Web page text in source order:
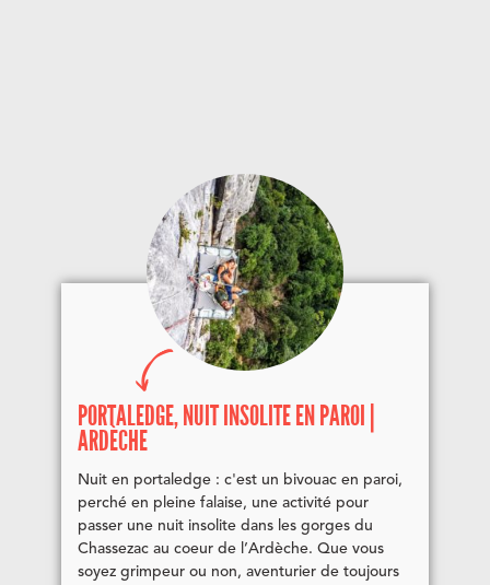
PORTALEDGE, NUIT INSOLITE EN PAROI |
ARDÈCHE
Nuit en portaledge : c'est un bivouac en paroi,
perché en pleine falaise, une activité pour
passer une nuit insolite dans les gorges du
Chassezac au coeur de l’Ardèche. Que vous
soyez grimpeur ou non, aventurier de toujours